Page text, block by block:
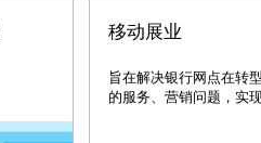
移动展业
旨在解决银行网点在转
的服务、营销问题，实